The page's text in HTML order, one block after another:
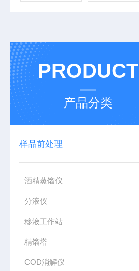
PRODUCT
产品分类
样品前处理
酒精蒸馏仪
分液仪
移液工作站
精馏塔
COD消解仪